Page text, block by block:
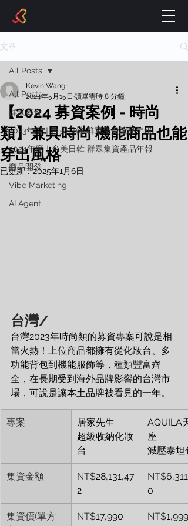
文章
All Posts
群眾募資
2023年度｜台美日韓 群眾集資產品年報
2024年度｜台美日韓 群眾集資產品年報
商品開發
Vibe Marketing
AI Agent
All Posts
【2024 募資案例 - 時尚
類】兼具時尚 機能商品也能
穿出風格
Kevin Wang
2024年5月15日 讀畢需時 8 分鐘
已更新：2025年1月6日
台灣/
台灣2023年時尚類的募資專案可說是相
當火熱！上位商品都擁有從化妝台、多
功能背包到機能服飾等，種類豐富齊
全，在長期受到海外品牌影響的台灣市
場，可說是讓本土品牌被看見的一年。
專案
居家先生
超級收納化妝
台
AQUILA
座
減壓泰坦
集資金額 NT$28,131,47
2
NT$
0
集資價(單方
NT$17,990 NT$1,999